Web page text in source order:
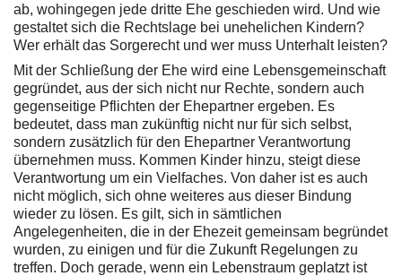
ab, wohingegen jede dritte Ehe geschieden wird. Und wie
gestaltet sich die Rechtslage bei unehelichen Kindern?
Wer erhält das Sorgerecht und wer muss Unterhalt leisten?
Mit der Schließung der Ehe wird eine Lebensgemeinschaft
gegründet, aus der sich nicht nur Rechte, sondern auch
gegenseitige Pflichten der Ehepartner ergeben. Es
bedeutet, dass man zukünftig nicht nur für sich selbst,
sondern zusätzlich für den Ehepartner Verantwortung
übernehmen muss. Kommen Kinder hinzu, steigt diese
Verantwortung um ein Vielfaches. Von daher ist es auch
nicht möglich, sich ohne weiteres aus dieser Bindung
wieder zu lösen. Es gilt, sich in sämtlichen
Angelegenheiten, die in der Ehezeit gemeinsam begründet
wurden, zu einigen und für die Zukunft Regelungen zu
treffen. Doch gerade, wenn ein Lebenstraum geplatzt ist